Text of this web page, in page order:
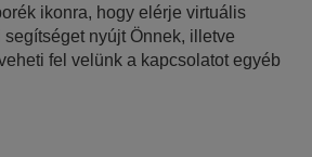
ikonra, hogy elérje virtuális
nyújt Önnek, illetve
fel velünk a kapcsolatot egyéb